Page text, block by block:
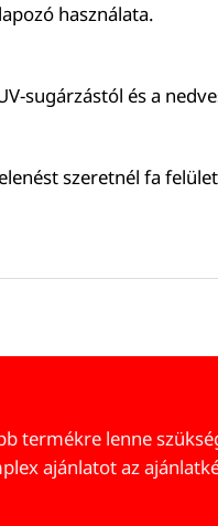
használata.
sugárzástól és a
szeretnél fa
termékre lenne
ajánlatot az